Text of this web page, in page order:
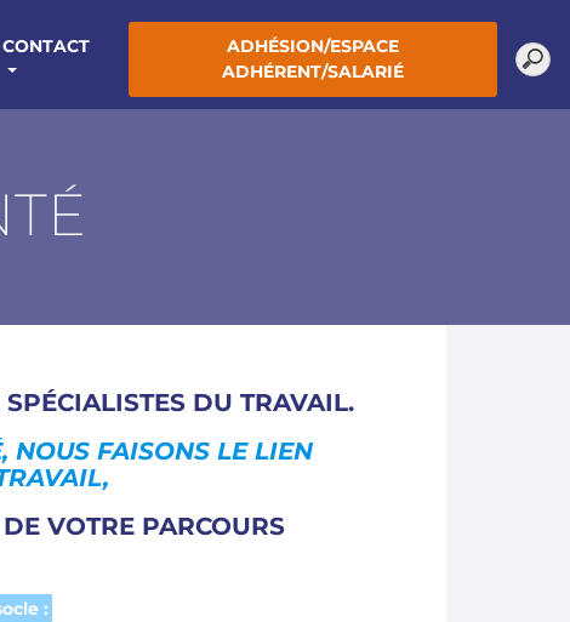
CONTACT
ADHÉSION/ESPACE
ADHÉRENT/SALARIÉ
DU TRAVAIL.
NOUS FAISONS LE LIEN
VOTRE PARCOURS
: